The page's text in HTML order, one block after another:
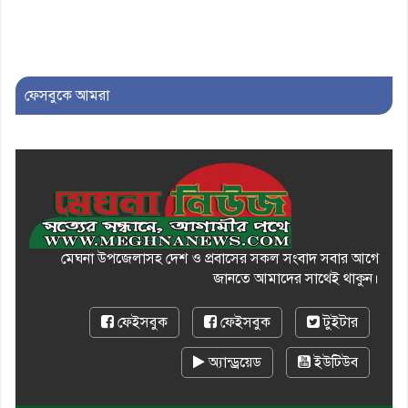
ফেসবুকে আমরা
মেঘনা উপজেলাসহ দেশ ও প্রবাসের সকল সংবাদ সবার আগে
জানতে আমাদের সাথেই থাকুন।
ফেইসবুক ফেইসবুক টুইটার
অ্যান্ড্রয়েড ইউটিউব